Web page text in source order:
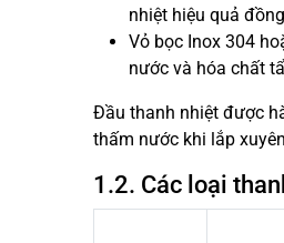
nhiệt hiệu quả
Vỏ bọc Inox 304
nước và hóa chất
Đầu thanh nhiệt được
thấm nước khi lắp
1.2. Các loại